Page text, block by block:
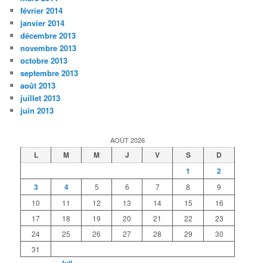
février 2014
janvier 2014
décembre 2013
novembre 2013
octobre 2013
septembre 2013
août 2013
juillet 2013
juin 2013
AOÛT 2026
L M M J V S
D
1
2
3
4 5 6 7 8
9
10
11 12 13 14 15
16
17
18 19 20 21 22
23
24
25 26 27 28 29
30
31